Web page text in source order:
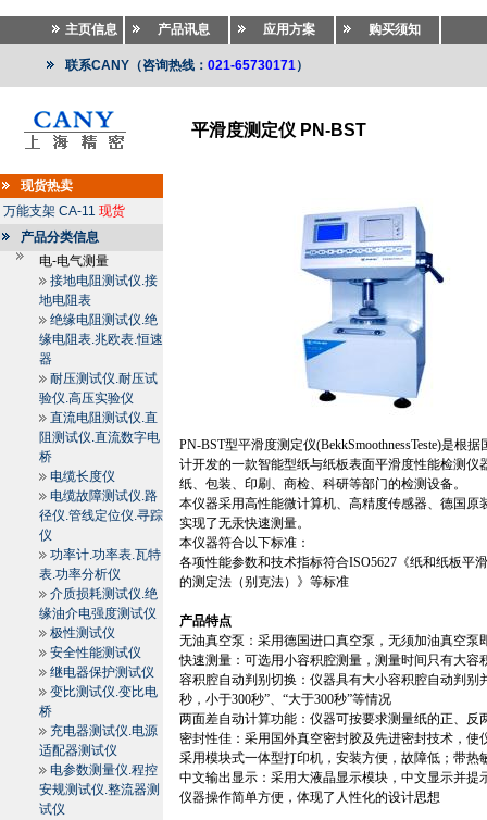
主页信息 产品讯息 应用方案 购买须知
联系CANY（咨询热线： 021-65730171）
平滑度测定仪 PN-BST
现货热卖
万能支架 CA-11 现货
产品分类信息
电-电气测量
接地电阻测试仪.接
地电阻表
绝缘电阻测试仪.绝
缘电阻表.兆欧表.恒速
器
耐压测试仪.耐压试
验仪.高压实验仪
直流电阻测试仪.直
阻测试仪.直流数字电
桥
电缆长度仪
电缆故障测试仪.路
径仪.管线定位仪.寻踪
仪
功率计.功率表.瓦特
表.功率分析仪
介质损耗测试仪.绝
缘油介电强度测试仪
极性测试仪
安全性能测试仪
继电器保护测试仪
变比测试仪.变比电
桥
充电器测试仪.电源
适配器测试仪
电参数测量仪.程控
安规测试仪.整流器测
试仪
PN-BST型平滑度测定仪(BekkSmoothnessTeste)是根据
计开发的一款智能型纸与纸板表面平滑度性能检测
纸、包装、印刷、商检、科研等部门的检测设备。
本仪器采用高性能微计算机、高精度传感器、德国
实现了无汞快速测量。
本仪器符合以下标准：
各项性能参数和技术指标符合ISO5627 《纸和纸板平
的测定法（别克法）》等标准
产品特点
无油真空泵：采用德国进口真空泵，无须加油真空泵
快速测量：可选用小容积腔测量，测量时间只有大
容积腔自动判别切换：仪器具有大小容积腔自动判别
秒，小于300秒”、“大于300秒”等情况
两面差自动计算功能：仪器可按要求测量纸的正、
密封性佳：采用国外真空密封胶及先进密封技术，使
采用模块式一体型打印机，安装方便，故障低；带热
中文输出显示：采用大液晶显示模块，中文显示并
仪器操作简单方便，体现了人性化的设计思想